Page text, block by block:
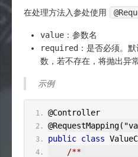
在处理方法入参处使用
value：参数名
required：是否必须。默
数，若不存在，将抛出异常
示例
@Controller
@RequestMapping(
public class
/**